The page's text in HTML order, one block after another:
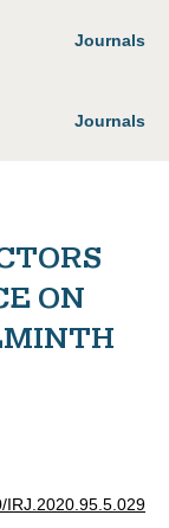
Journals
Journals
ON
IRJ.2020.95.5.029